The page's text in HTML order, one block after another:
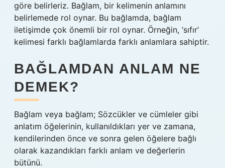
göre belirleriz. Bağlam, bir kelimenin anlamını
belirlemede rol oynar. Bu bağlamda, bağlam
iletişimde çok önemli bir rol oynar. Örneğin, ‘sıfır’
kelimesi farklı bağlamlarda farklı anlamlara sahiptir.
BAĞLAMDAN ANLAM NE
DEMEK?
Bağlam veya bağlam; Sözcükler ve cümleler gibi
anlatım öğelerinin, kullanıldıkları yer ve zamana,
kendilerinden önce ve sonra gelen öğelere bağlı
olarak kazandıkları farklı anlam ve değerlerin
bütünü.